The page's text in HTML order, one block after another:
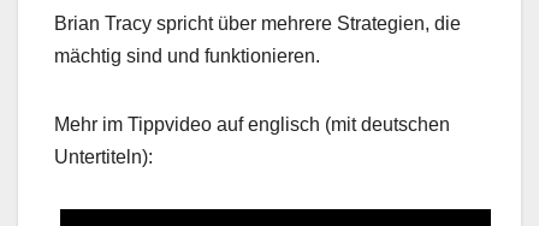
Brian Tracy spricht über mehrere Strategien, die
mächtig sind und funktionieren.
Mehr im Tippvideo auf englisch (mit deutschen
Untertiteln):